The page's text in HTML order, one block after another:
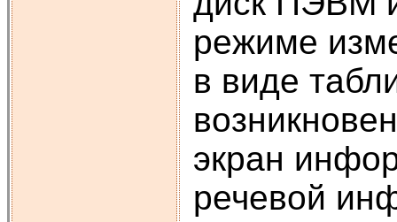
режиме
в виде
экран
речевой